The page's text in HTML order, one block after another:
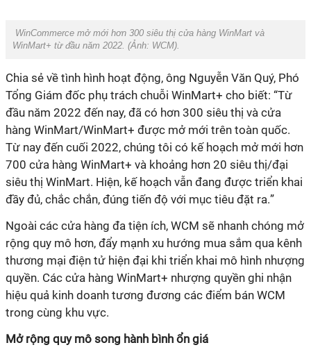
WinCommerce mở mới hơn 300 siêu thị cửa hàng WinMart và
WinMart+ từ đầu năm 2022. (Ảnh: WCM).
Chia sẻ về tình hình hoạt động, ông Nguyễn Văn Quý, Phó
Tổng Giám đốc phụ trách chuỗi WinMart+ cho biết: “Từ
đầu năm 2022 đến nay, đã có hơn 300 siêu thị và cửa
hàng WinMart/WinMart+ được mở mới trên toàn quốc.
Từ nay đến cuối 2022, chúng tôi có kế hoạch mở mới hơn
700 cửa hàng WinMart+ và khoảng hơn 20 siêu thị/đại
siêu thị WinMart. Hiện, kế hoạch vẫn đang được triển khai
đầy đủ, chắc chắn, đúng tiến độ với mục tiêu đặt ra.”
Ngoài các cửa hàng đa tiện ích, WCM sẽ nhanh chóng mở
rộng quy mô hơn, đẩy mạnh xu hướng mua sắm qua kênh
thương mại điện tử hiện đại khi triển khai mô hình nhượng
quyền. Các cửa hàng WinMart+ nhượng quyền ghi nhận
hiệu quả kinh doanh tương đương các điểm bán WCM
trong cùng khu vực.
Mở rộng quy mô song hành bình ổn giá